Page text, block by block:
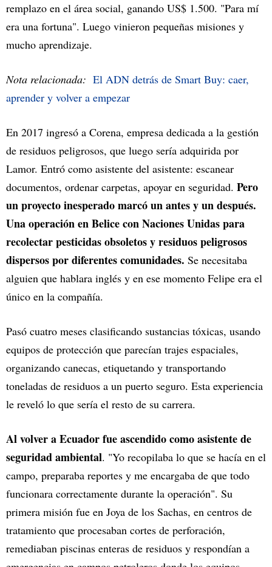
remplazo en el área social, ganando US$ 1.500. "Para mí
era una fortuna". Luego vinieron pequeñas misiones y
mucho aprendizaje.
Nota relacionada: El ADN detrás de Smart Buy: caer,
aprender y volver a empezar
En 2017 ingresó a Corena, empresa dedicada a la gestión
de residuos peligrosos, que luego sería adquirida por
Lamor. Entró como asistente del asistente: escanear
documentos, ordenar carpetas, apoyar en seguridad. Pero
un proyecto inesperado marcó un antes y un después.
Una operación en Belice con Naciones Unidas para
recolectar pesticidas obsoletos y residuos peligrosos
dispersos por diferentes comunidades. Se necesitaba
alguien que hablara inglés y en ese momento Felipe era el
único en la compañía.
Pasó cuatro meses clasificando sustancias tóxicas, usando
equipos de protección que parecían trajes espaciales,
organizando canecas, etiquetando y transportando
toneladas de residuos a un puerto seguro. Esta experiencia
le reveló lo que sería el resto de su carrera.
Al volver a Ecuador fue ascendido como asistente de
seguridad ambiental. "Yo recopilaba lo que se hacía en el
campo, preparaba reportes y me encargaba de que todo
funcionara correctamente durante la operación". Su
primera misión fue en Joya de los Sachas, en centros de
tratamiento que procesaban cortes de perforación,
remediaban piscinas enteras de residuos y respondían a